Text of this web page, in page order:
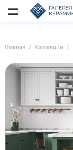
Главная Коллекции